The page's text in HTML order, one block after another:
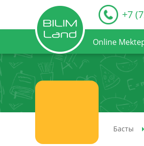
+7
Online
Басты